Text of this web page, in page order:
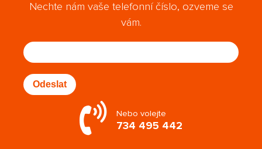
Nechte nám vaše telefonní číslo, ozveme se
vám.
Odeslat
Nebo volejte
734 495 442